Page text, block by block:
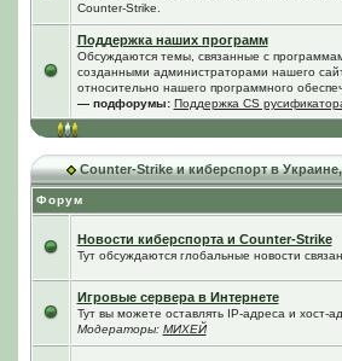
Counter-Strike.
Поддержка наших программ
Обсуждаются темы, связанные с
созданными администраторами нашего
относительно нашего программного
— подфорумы: Поддержка CS
Counter-Strike и киберспорт в
Форум
Новости киберспорта и Counter-Strike
Тут обсуждаются глобальные новости
Игровые сервера в Интернете
Тут вы можете оставлять IP-адреса и хост-
Модераторы: МИХЕЙ